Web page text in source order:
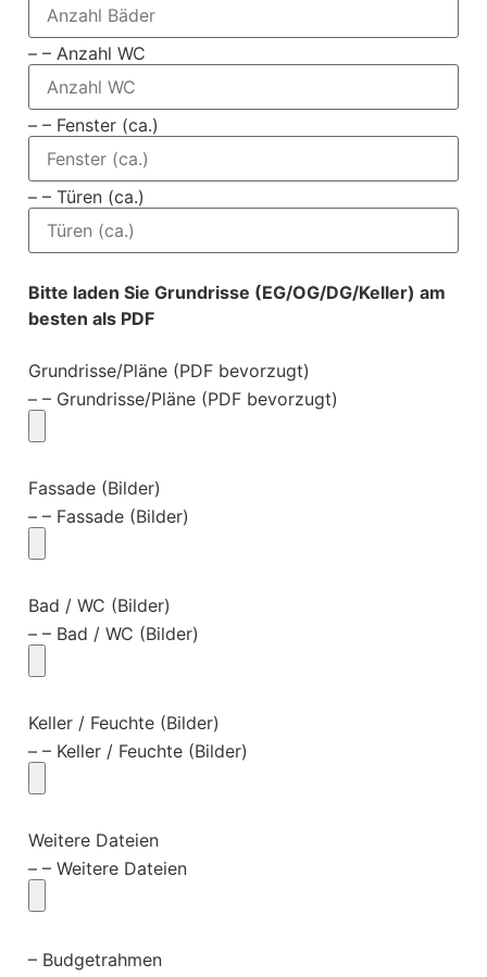
– – Anzahl WC
– – Fenster (ca.)
– – Türen (ca.)
Bitte laden Sie Grundrisse (EG/OG/DG/Keller) am
besten als PDF
Grundrisse/Pläne (PDF bevorzugt)
– – Grundrisse/Pläne (PDF bevorzugt)
Fassade (Bilder)
– – Fassade (Bilder)
Bad / WC (Bilder)
– – Bad / WC (Bilder)
Keller / Feuchte (Bilder)
– – Keller / Feuchte (Bilder)
Weitere Dateien
– – Weitere Dateien
– Budgetrahmen